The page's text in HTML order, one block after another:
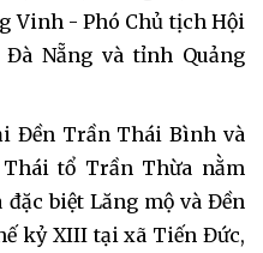
Vinh - Phó Chủ tịch Hội
Nẵng và tỉnh Quảng
Đền Trần Thái Bình và
tổ Trần Thừa nằm
biệt Lăng mộ và Đền
kỷ XIII tại xã Tiến Đức,